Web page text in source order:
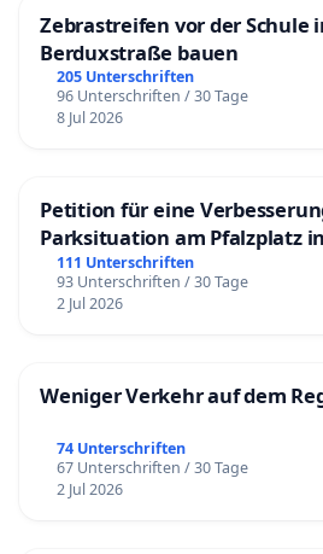
Zebrastreifen vor der Schule
Berduxstraße bauen
205 Unterschriften
96 Unterschriften / 30 Tage
8 Jul 2026
Petition für eine
Parksituation am Pfalzplatz
111 Unterschriften
93 Unterschriften / 30 Tage
2 Jul 2026
Weniger Verkehr auf dem
74 Unterschriften
67 Unterschriften / 30 Tage
2 Jul 2026